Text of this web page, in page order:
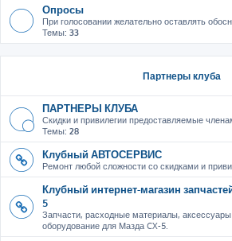
Опросы
При голосовании желательно оставлять
Темы: 33
Партнеры клуба
ПАРТНЕРЫ КЛУБА
Скидки и привилегии предоставляемые
Темы: 28
Клубный АВТОСЕРВИС
Ремонт любой сложности со скидками и
Клубный интернет-магазин
5
Запчасти, расходные материалы,
оборудование для Мазда CX-5.